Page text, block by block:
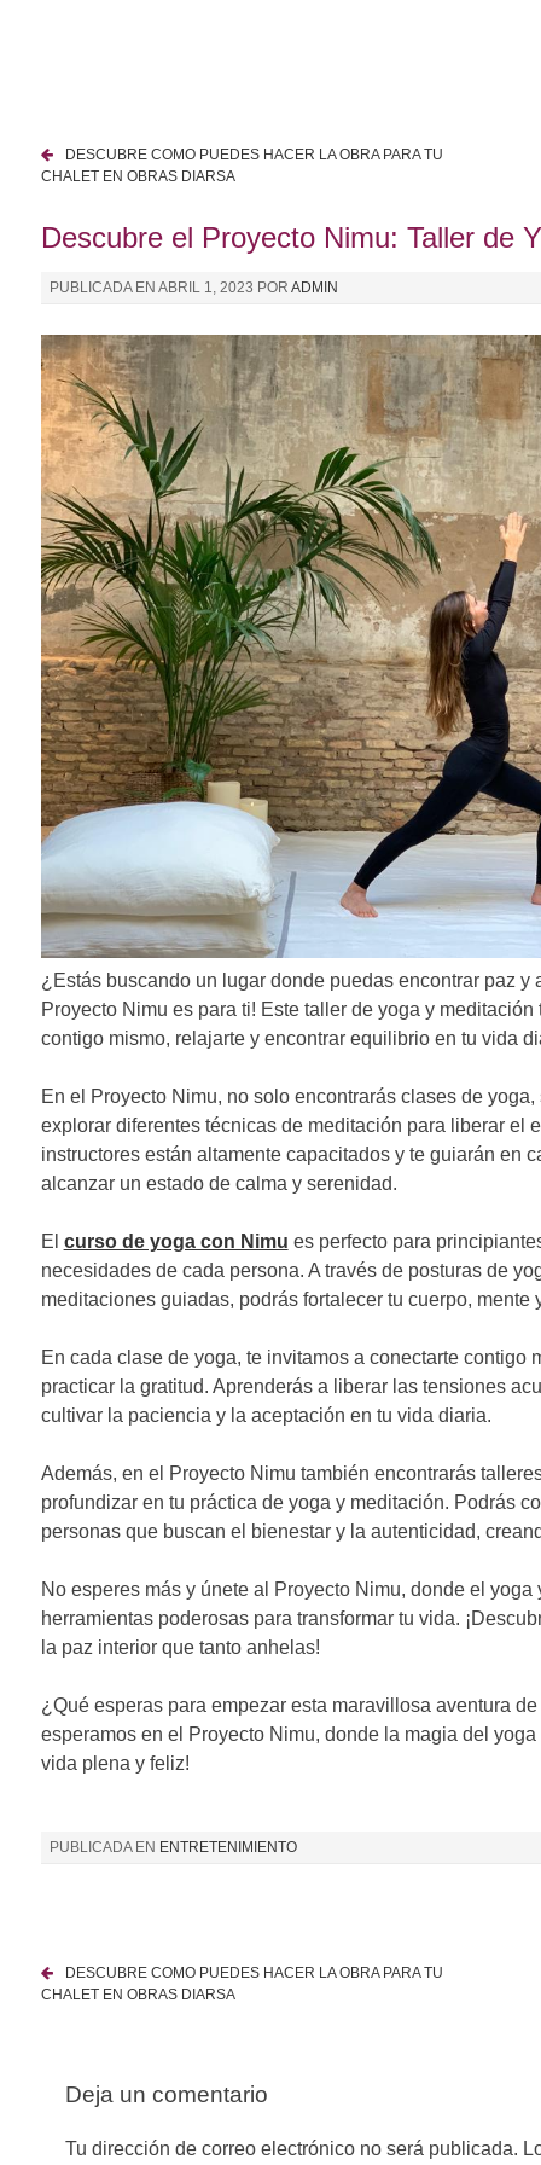
N
a
g
a
c
i
ó
n
d
e
e
n
t
r
a
d
a
s
DESCUBRE COMO PUEDES HACER LA OBRA PARA TU
CHALET EN OBRAS DIARSA
Descubre el Proyecto Nimu: Taller de
PUBLICADA EN ABRIL 1, 2023 POR ADMIN
¿Estás buscando un lugar donde puedas encontrar paz y
Proyecto Nimu es para ti! Este taller de yoga y
contigo mismo, relajarte y encontrar equilibrio en tu vida
En el Proyecto Nimu, no solo encontrarás clases de
explorar diferentes técnicas de meditación para liberar el
instructores están altamente capacitados y te guiarán en
alcanzar un estado de calma y serenidad.
El curso de yoga con Nimu es perfecto para
necesidades de cada persona. A través de posturas de
meditaciones guiadas, podrás fortalecer tu cuerpo, mente
En cada clase de yoga, te invitamos a conectarte contigo
practicar la gratitud. Aprenderás a liberar las tensiones
cultivar la paciencia y la aceptación en tu vida diaria.
Además, en el Proyecto Nimu también encontrarás
profundizar en tu práctica de yoga y meditación. Podrás
personas que buscan el bienestar y la autenticidad,
No esperes más y únete al Proyecto Nimu, donde el
herramientas poderosas para transformar tu vida.
la paz interior que tanto anhelas!
¿Qué esperas para empezar esta maravillosa aventura
esperamos en el Proyecto Nimu, donde la magia del
vida plena y feliz!
PUBLICADA EN ENTRETENIMIENTO
N
DESCUBRE COMO PUEDES HACER LA OBRA PARA TU
CHALET EN OBRAS DIARSA
Deja un comentario
Tu dirección de correo electrónico no será publicada.